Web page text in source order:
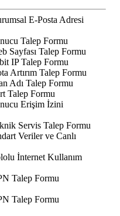
E-Posta Adresi
Talep Formu
Sayfası Talep Formu
IP Talep Formu
Artırım Talep Formu
Adı Talep Formu
Talep Formu
Erişim İzini
Servis Talep Formu
Veriler ve Canlı
İnternet Kullanım
Talep Formu
Talep Formu